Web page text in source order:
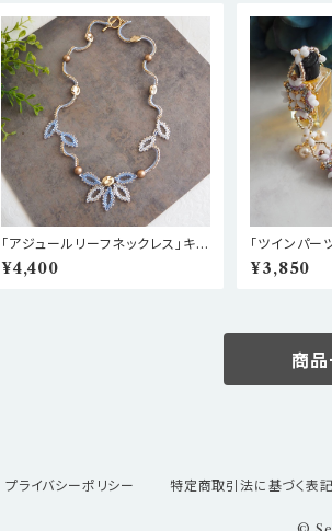
「アジュールリーフネックレス」キッ
ト
¥4,400
「ツインパー
¥3,850
商
プライバシーポリシー 特定商取引法に基づく表記